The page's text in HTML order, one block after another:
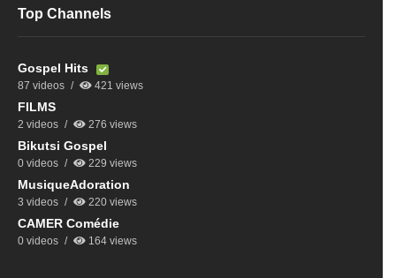
Top Channels
Gospel Hits
87 videos 421 views
FILMS
2 videos 276 views
Bikutsi Gospel
0 videos 229 views
MusiqueAdoration
3 videos 220 views
CAMER Comédie
0 videos 164 views